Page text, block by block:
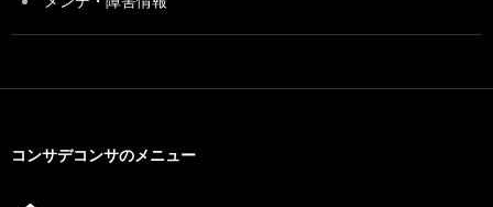
コンサデコンサのメニュー